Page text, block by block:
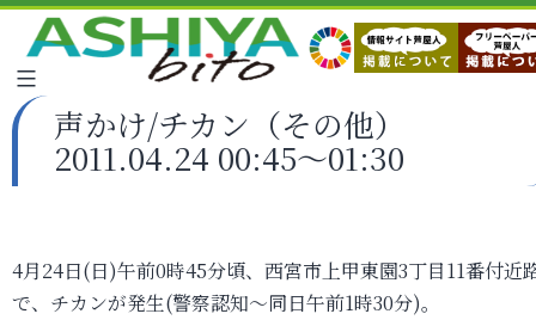
声かけ/チカン（その他）
2011.04.24 00:45～01:30
4月24日(日)午前0時45分頃、西宮市上甲東園3丁目11番付近
で、チカンが発生(警察認知～同日午前1時30分)。